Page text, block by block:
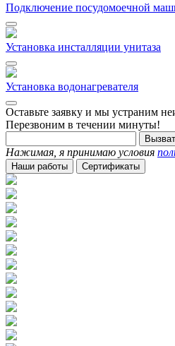
Подключение посудомоечной
Установка инсталляции унитаза
Установка водонагревателя
Оставьте заявку и мы устраним
Перезвоним в течении минуты!
Нажимая, я принимаю условия
Наши работы Сертификаты